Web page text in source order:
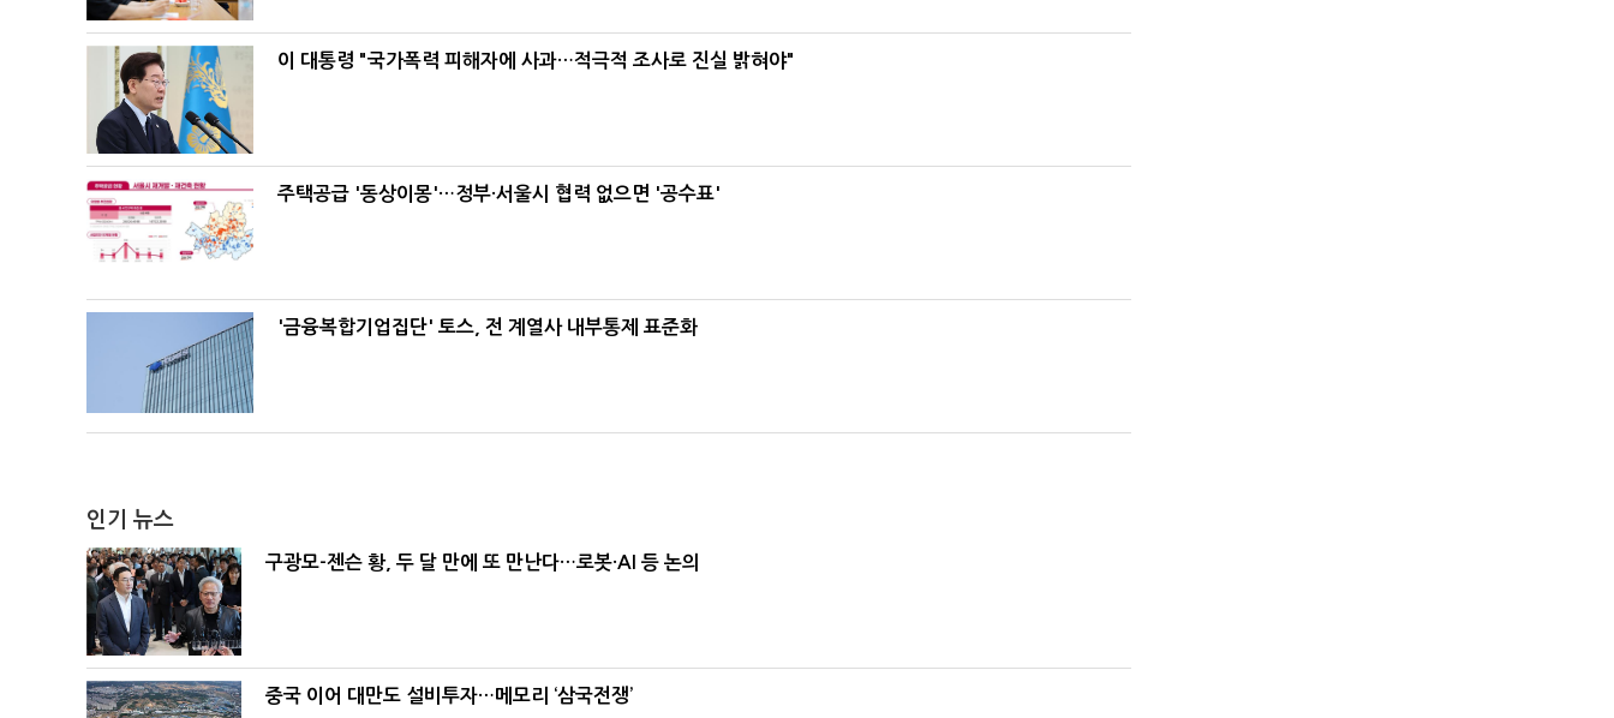
이 대통령 "국가폭력 피해자에 사과…적극적 조사로 진실 밝혀야"
주택공급 '동상이몽'…정부·서울시 협력 없으면 '공수표'
'금융복합기업집단' 토스, 전 계열사 내부통제 표준화
인기 뉴스
구광모-젠슨 황, 두 달 만에 또 만난다…로봇·AI 등 논의
중국 이어 대만도 설비투자…메모리 ‘삼국전쟁’